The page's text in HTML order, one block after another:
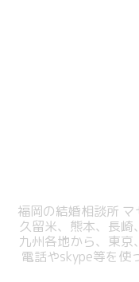
福岡の結婚相談所 マ
久留米、熊本、長
九州各地から、東
電話やskype等を使